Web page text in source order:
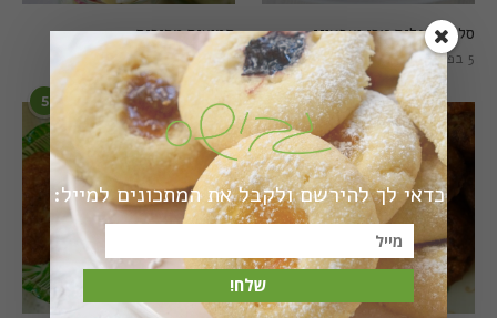
חמוצים מהירים
1 באוגוסט 2022
סלט פלפלים טרי וצבעוני
5 בפברואר 2021
5 6
כדאי לך להירשם ולקבל את המתכונים למייל:
שלח!